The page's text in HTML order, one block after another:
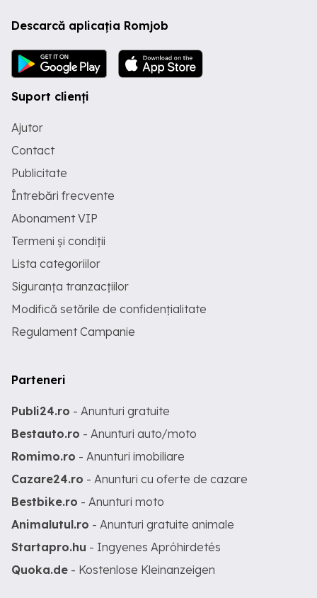
Descarcă aplicația Romjob
Suport clienți
Ajutor
Contact
Publicitate
Întrebări frecvente
Abonament VIP
Termeni și condiții
Lista categoriilor
Siguranța tranzacțiilor
Modifică setările de confidențialitate
Regulament Campanie
Parteneri
Publi24.ro - Anunturi gratuite
Bestauto.ro - Anunturi auto/moto
Romimo.ro - Anunturi imobiliare
Cazare24.ro - Anunturi cu oferte de cazare
Bestbike.ro - Anunturi moto
Animalutul.ro - Anunturi gratuite animale
Startapro.hu - Ingyenes Apróhirdetés
Quoka.de - Kostenlose Kleinanzeigen